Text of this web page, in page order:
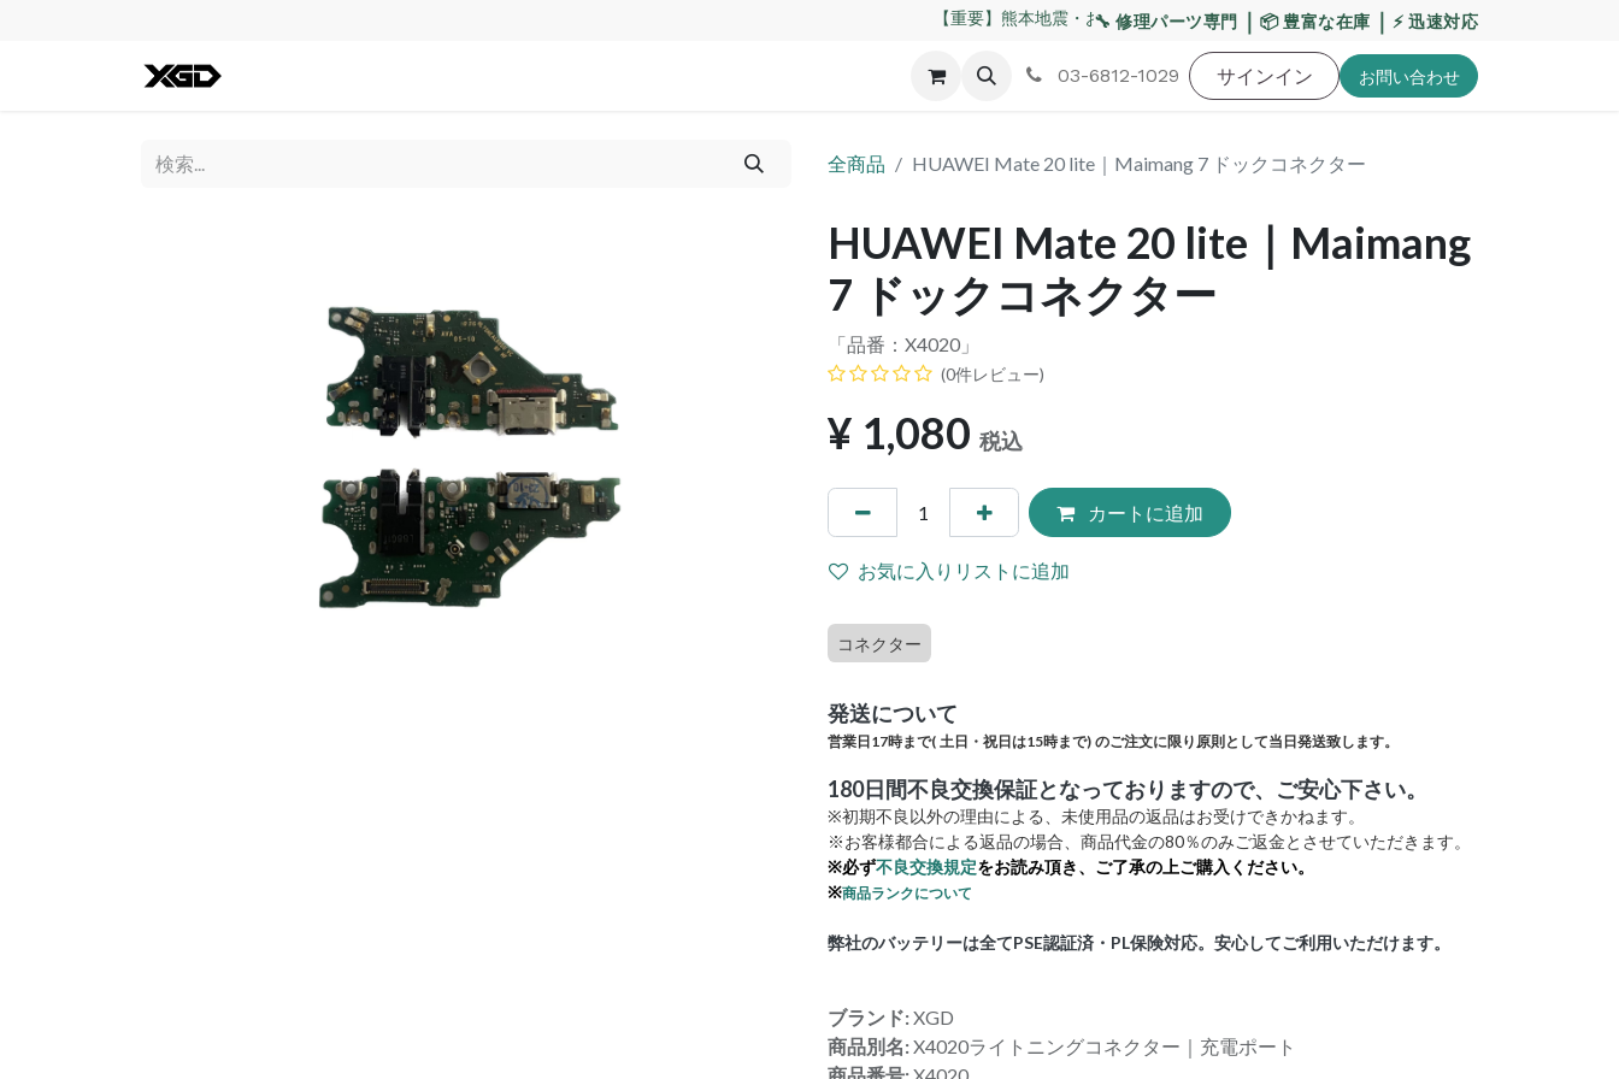
【重要】熊本地震・お盆期間の配送への影響について 【重要】平日の当日
🔧 修理パーツ専門 ｜ 📦 豊富な在庫 ｜ ⚡ 迅速対応
不良交換規定 ゲーム機 バッテリー 工具・備品 特価品 ポイントに関して
03-6812-1029 サインイン お問い​合わせ
全商品 HUAWEI Mate 20 lite｜Maimang 7 ドックコネクター
HUAWEI Mate 20 lite｜Maimang
7 ドックコネクター
「品番： X4020 」
(0件レビュー)
¥ 1,080 税込
カートに追加
お気に入りリストに追加
コネクター
発送について
営業日17時まで( 土日・祝日は15時まで) のご注文に限り原則として当日発送致します。
180日間不良交換保証となっておりますので、ご安心下さい。
※初期不良以外の理由による、未使用品の返品はお受けできかねます。
※お客様都合による返品の場合、商品代金の80％のみご返金とさせていただきます。
※必ず不良交換規定をお読み頂き、ご了承の上ご購入ください。
※商品ランクについて
弊社のバッテリーは全てPSE認証済・PL保険対応。安心してご利用いただけます。
ブランド:XGD
商品別名:X4020ライトニングコネクター｜充電ポート